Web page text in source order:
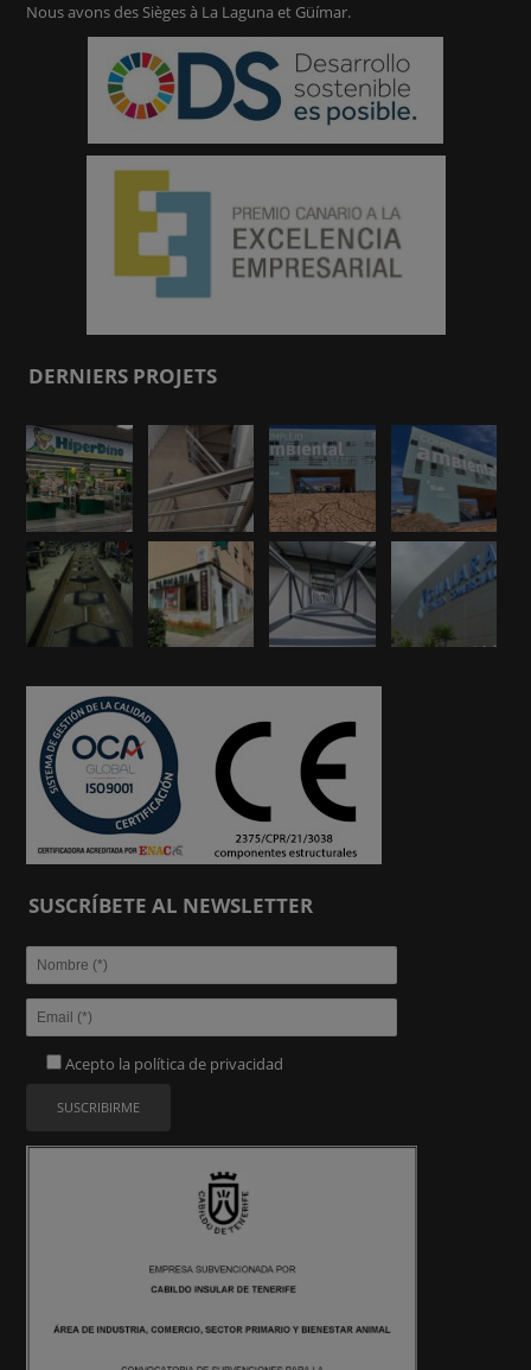
Nous avons des Sièges à La Laguna et Güímar.
DERNIERS PROJETS
SUSCRÍBETE AL NEWSLETTER
Acepto la política de privacidad